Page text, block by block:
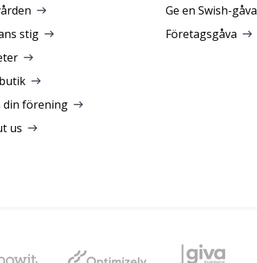
stig
din förening
us
Ge en Swish-gåva
Företagsgåva